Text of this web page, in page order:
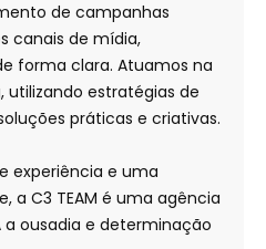
de campanhas
canais de mídia,
forma clara. Atuamos na
estratégias de
práticas e criativas.
experiência e uma
a C3 TEAM é uma agência
a ousadia e determinação